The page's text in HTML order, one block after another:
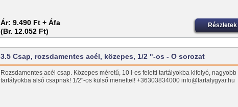
Ár: 9.490 Ft + Áfa
(Br. 12.052 Ft)
Részletek
3.5 Csap, rozsdamentes acél, közepes, 1/2 "-os - O sorozat
Rozsdamentes acél csap. Közepes méretű, 10 l-es feletti tartályokba kifolyó, nagyobb
tartályokba alsó csapnak! 1/2"-os külső menettel! +36303834000 info@tartalygyar.hu